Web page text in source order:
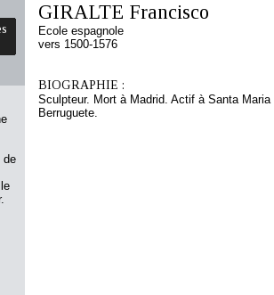
de
GIRALTE Francisco
Ecole espagnole
vers 1500-1576
BIOGRAPHIE :
Sculpteur. Mort à Madrid. Actif à Santa
Berruguete.